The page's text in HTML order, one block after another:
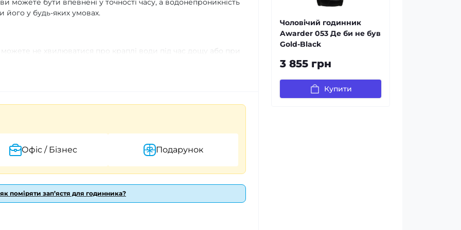
можете бути впевнені у точності часу, а водонепроникність
його у будь-яких умовах.
не хвилюватися про краплі води під час дощу або при
дня без дискомфорту.
забезпечує точність часу та відсутність потреби в
робить цей годинник ще більш оригінальним та
не просто годинник на руку; це символ стилю та якості. Часова
і чітких індексів, що забезпечує легкість сприйняття
Офіс / Бізнес Подарунок
як поміряти зап’ястя для годинника?
Чоловічий годинник
Awarder 053 Де би не був
Gold-Black
3 855 грн
Купити